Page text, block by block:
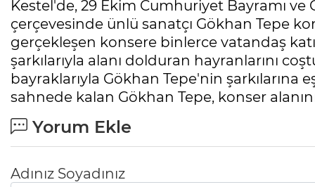
Kestel'de, 29 Ekim Cumhuriyet Bayramı ve
çerçevesinde ünlü sanatçı Gökhan Tepe
gerçekleşen konsere binlerce vatandaş
şarkılarıyla alanı dolduran hayranlarını
bayraklarıyla Gökhan Tepe'nin şarkılarına
sahnede kalan Gökhan Tepe, konser
Yorum Ekle
Adınız Soyadınız